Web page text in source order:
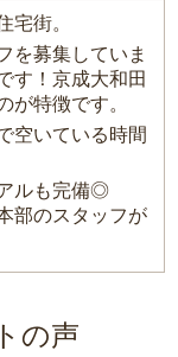
宅街。
を募集していま
す！京成大和田
が特徴です。
空いている時間
ルも完備◎
部のスタッフが
の声